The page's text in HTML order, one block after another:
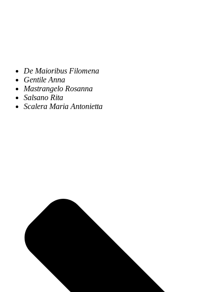
De Maioribus Filomena
Gentile Anna
Mastrangelo Rosanna
Salsano Rita
Scalera Maria Antonietta